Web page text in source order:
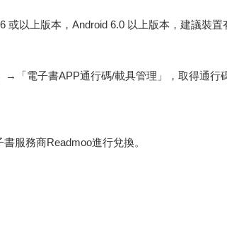
以上版本，Android 6.0 以上版本，建議裝
「電子書APP通行碼/載具管理」，取得通行
服務商Readmoo進行兌換。